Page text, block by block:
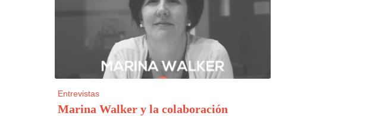
Entrevistas
Marina Walker y la colaboración